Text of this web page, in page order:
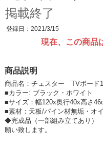
掲載終了
登録日：2021/3/15
現在、この商品
商品説明
商品名：チェスター TVボード
■カラー: ブラック・ホワイト
■サイズ：幅120x奥行40x高さ
■素材：天板/パイン材無垢・オ
◆完成品（一部組み立てあり）
願い致します。